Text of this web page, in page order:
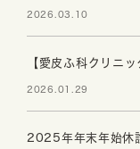
2026.03.10
【愛皮ふ科クリニ
2026.01.29
2025年年末年始休